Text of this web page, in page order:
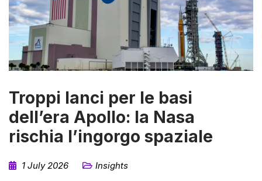
Troppi lanci per le basi
dell’era Apollo: la Nasa
rischia l’ingorgo spaziale
1 July 2026 Insights